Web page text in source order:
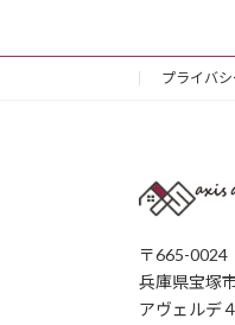
プライバ
〒665-0024
兵庫県宝塚
アヴェルデ